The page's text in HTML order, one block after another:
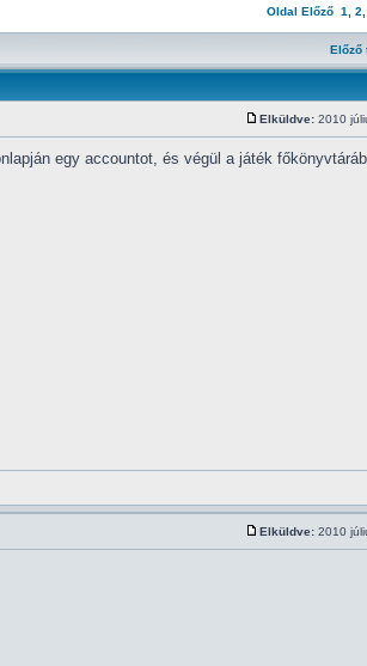
Oldal Előző 1 2
Előző
Elküldve: 2010
egy accountot, és végül a játék
Elküldve: 2010